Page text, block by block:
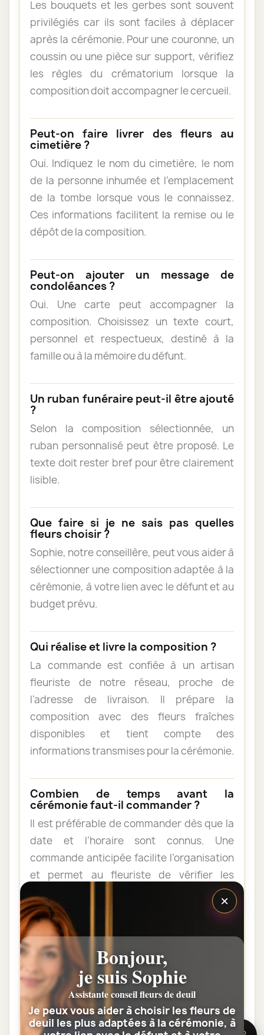
Les bouquets et les gerbes sont souvent
privilégiés car ils sont faciles à déplacer
après la cérémonie. Pour une couronne, un
coussin ou une pièce sur support, vérifiez
les règles du crématorium lorsque la
composition doit accompagner le cercueil.
Peut-on faire livrer des fleurs au
cimetière ?
Oui. Indiquez le nom du cimetière, le nom
de la personne inhumée et l’emplacement
de la tombe lorsque vous le connaissez.
Ces informations facilitent la remise ou le
dépôt de la composition.
Peut-on ajouter un message de
condoléances ?
Oui. Une carte peut accompagner la
composition. Choisissez un texte court,
personnel et respectueux, destiné à la
famille ou à la mémoire du défunt.
Un ruban funéraire peut-il être ajouté
?
Selon la composition sélectionnée, un
ruban personnalisé peut être proposé. Le
texte doit rester bref pour être clairement
lisible.
Que faire si je ne sais pas quelles
fleurs choisir ?
Sophie, notre conseillère, peut vous aider à
sélectionner une composition adaptée à la
cérémonie, à votre lien avec le défunt et au
budget prévu.
Qui réalise et livre la composition ?
La commande est confiée à un artisan
fleuriste de notre réseau, proche de
l’adresse de livraison. Il prépare la
composition avec des fleurs fraîches
disponibles et tient compte des
informations transmises pour la cérémonie.
Combien de temps avant la
cérémonie faut-il commander ?
Il est préférable de commander dès que la
date et l’horaire sont connus. Une
commande anticipée facilite l’organisation
et permet au fleuriste de vérifier les
Les fleurs peuvent-elles être livrées
au domicile de la famille ?
Oui. Une composition de condoléances
peut être livrée au domicile avant ou après
la cérémonie. Vérifiez simplement que
quelqu’un pourra réceptionner les fleurs.
×
Bonjour,
je suis Sophie
Assistante conseil fleurs de deuil
Je peux vous aider à choisir les fleurs de
deuil les plus adaptées à la cérémonie, à